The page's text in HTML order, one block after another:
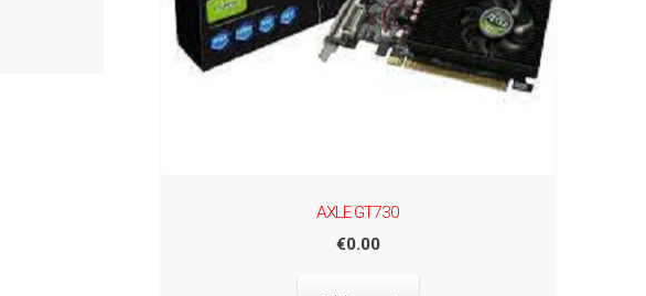
AXLE GT730
€0.00